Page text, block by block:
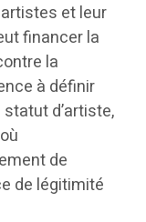
et leur
financer la
la
à définir
d’artiste,
de
de légitimité